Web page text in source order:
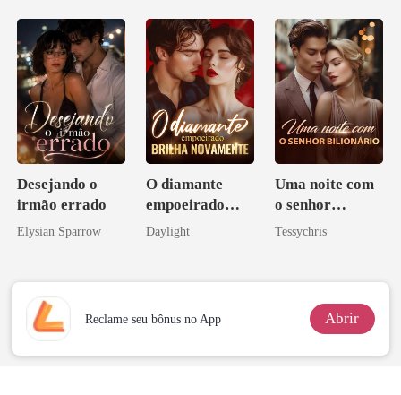
Verdadeira
Companheira
Veja-me Brilhar
Desejando o
irmão errado
Elysian Sparrow
O diamante
empoeirado
brilha
Daylight
Uma noite com
o senhor
Bilionário
Tessychris
Reclame seu bônus no App Abrir